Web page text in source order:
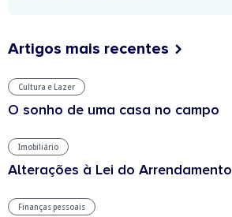
Artigos mais recentes
Cultura e Lazer
O sonho de uma casa no campo
Imobiliário
Alterações à Lei do Arrendamento
Finanças pessoais